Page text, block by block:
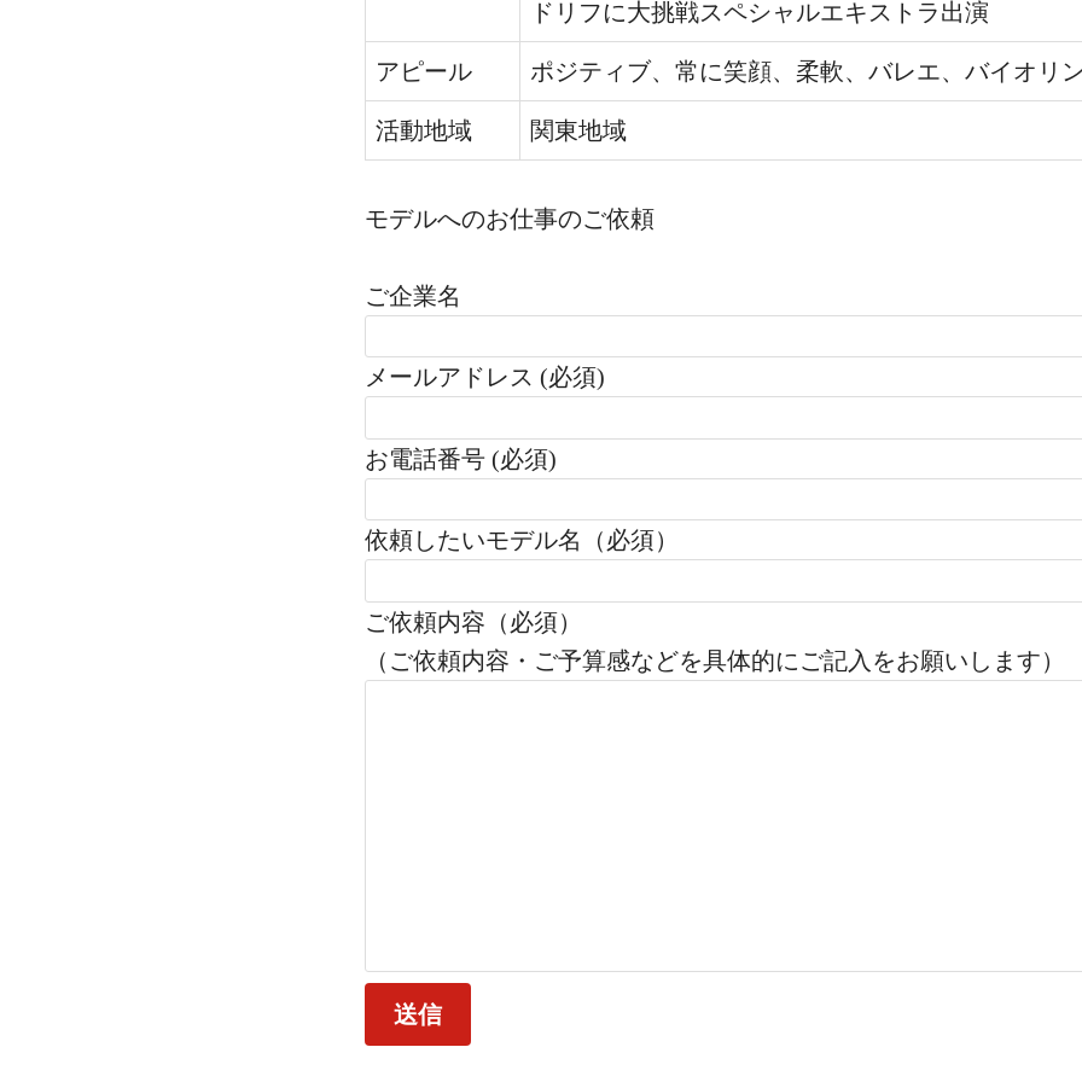
ドリフに大挑戦スペシャルエキストラ出演
アピール ポジティブ、常に笑顔、柔軟、バレエ、バイオリ
活動地域 関東地域
モデルへのお仕事のご依頼
ご企業名
メールアドレス (必須)
お電話番号 (必須)
依頼したいモデル名（必須）
ご依頼内容（必須）
（ご依頼内容・ご予算感などを具体的にご記入をお願いします）